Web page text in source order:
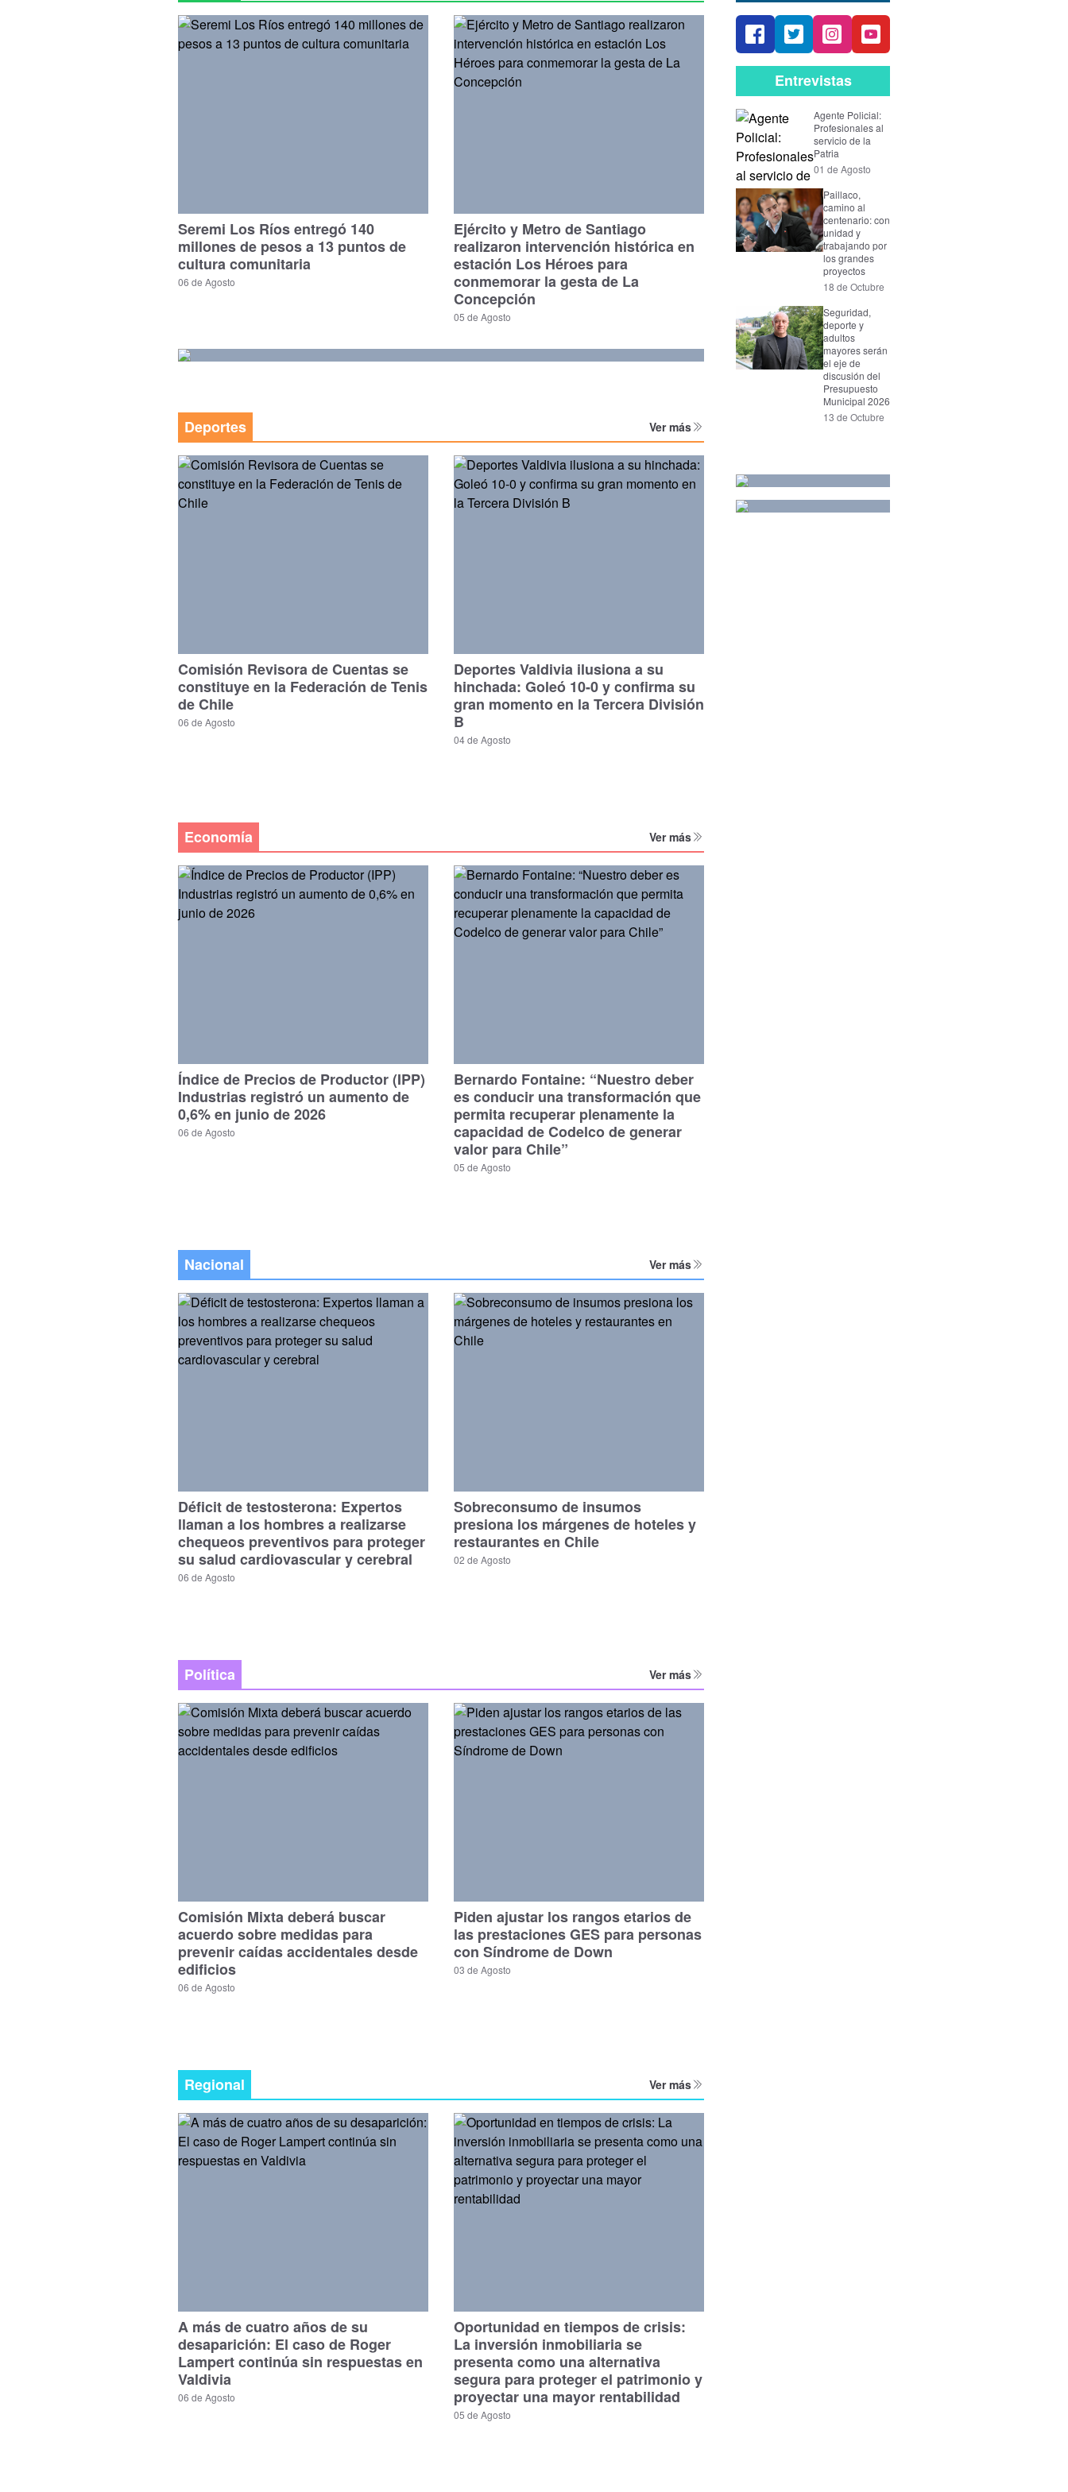
Seremi Los Ríos entregó 140
millones de pesos a 13 puntos de
cultura comunitaria
06 de Agosto
Ejército y Metro de Santiago
realizaron intervención histórica en
estación Los Héroes para
conmemorar la gesta de La
Concepción
05 de Agosto
Deportes Ver más
Comisión Revisora de Cuentas se
constituye en la Federación de Tenis
de Chile
06 de Agosto
Deportes Valdivia ilusiona a su
hinchada: Goleó 10-0 y confirma su
gran momento en la Tercera División
B
04 de Agosto
Economía Ver más
Índice de Precios de Productor (IPP)
Industrias registró un aumento de
0,6% en junio de 2026
06 de Agosto
Bernardo Fontaine: “Nuestro deber
es conducir una transformación que
permita recuperar plenamente la
capacidad de Codelco de generar
valor para Chile”
05 de Agosto
Nacional Ver más
Déficit de testosterona: Expertos
llaman a los hombres a realizarse
chequeos preventivos para proteger
su salud cardiovascular y cerebral
06 de Agosto
Sobreconsumo de insumos
presiona los márgenes de hoteles y
restaurantes en Chile
02 de Agosto
Política Ver más
Comisión Mixta deberá buscar
acuerdo sobre medidas para
prevenir caídas accidentales desde
edificios
06 de Agosto
Piden ajustar los rangos etarios de
las prestaciones GES para personas
con Síndrome de Down
03 de Agosto
Regional Ver más
A más de cuatro años de su
desaparición: El caso de Roger
Lampert continúa sin respuestas en
Valdivia
06 de Agosto
Oportunidad en tiempos de crisis:
La inversión inmobiliaria se
presenta como una alternativa
segura para proteger el patrimonio y
proyectar una mayor rentabilidad
05 de Agosto
Entrevistas
Agente Policial:
Profesionales al
servicio de la
Patria
01 de Agosto
Paillaco,
camino al
centenario: con
unidad y
trabajando por
los grandes
proyectos
18 de Octubre
Seguridad,
deporte y
adultos
mayores serán
el eje de
discusión del
Presupuesto
Municipal 2026
13 de Octubre